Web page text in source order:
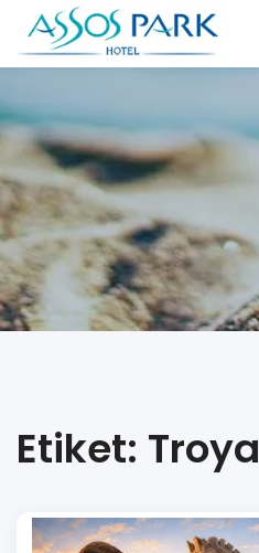
Etiket: Troya